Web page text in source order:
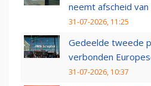
neemt afscheid
31-07-2026, 11:25
Gedeelde tweede
verbonden
31-07-2026, 10:37